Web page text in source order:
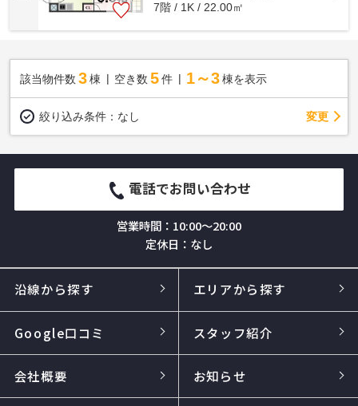
7階 / 1K / 22.00㎡
該当物件数 3棟 空き数 5 件 1～3 棟を表示
絞り込み条件： なし 変更
電話でお問い合わせ
営業時間：10:00～20:00
定休日：なし
沿線から探す エリアから探す
Google口コミ スタッフ紹介
会社概要 お知らせ